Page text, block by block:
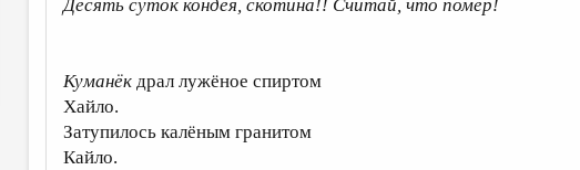
Десять суток кондея, скотина!! Считай, что помер!
Куманёк драл лужёное спиртом
Хайло.
Затупилось калёным гранитом
Кайло.